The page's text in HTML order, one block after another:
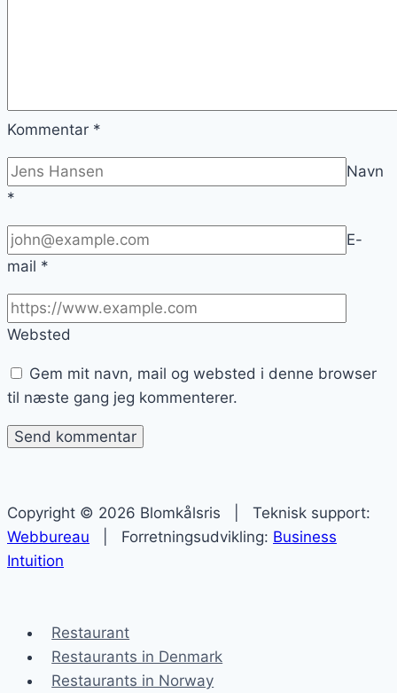
Kommentar *
Navn
*
E-
mail *
Websted
Gem mit navn, mail og websted i denne browser
til næste gang jeg kommenterer.
Copyright © 2026 Blomkålsris | Teknisk support:
Webbureau | Forretningsudvikling: Business
Intuition
Restaurant
Restaurants in Denmark
Restaurants in Norway